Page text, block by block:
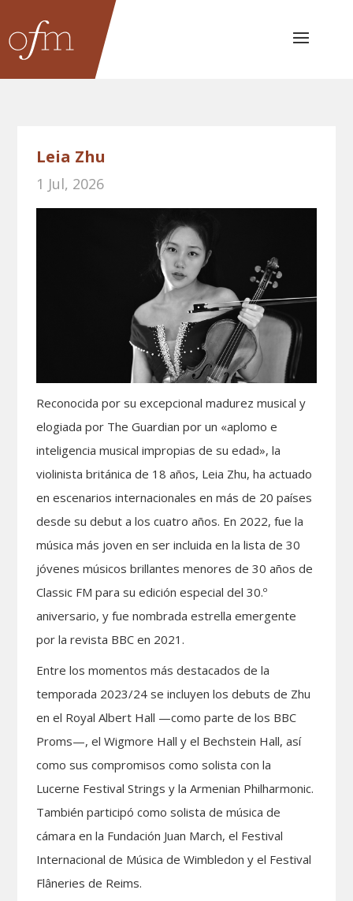
Leia Zhu
1 Jul, 2026
Reconocida por su excepcional madurez musical y
elogiada por The Guardian por un «aplomo e
inteligencia musical impropias de su edad», la
violinista británica de 18 años, Leia Zhu, ha actuado
en escenarios internacionales en más de 20 países
desde su debut a los cuatro años. En 2022, fue la
música más joven en ser incluida en la lista de 30
jóvenes músicos brillantes menores de 30 años de
Classic FM para su edición especial del 30.º
aniversario, y fue nombrada estrella emergente
por la revista BBC en 2021.
Entre los momentos más destacados de la
temporada 2023/24 se incluyen los debuts de Zhu
en el Royal Albert Hall —como parte de los BBC
Proms—, el Wigmore Hall y el Bechstein Hall, así
como sus compromisos como solista con la
Lucerne Festival Strings y la Armenian Philharmonic.
También participó como solista de música de
cámara en la Fundación Juan March, el Festival
Internacional de Música de Wimbledon y el Festival
Flâneries de Reims.